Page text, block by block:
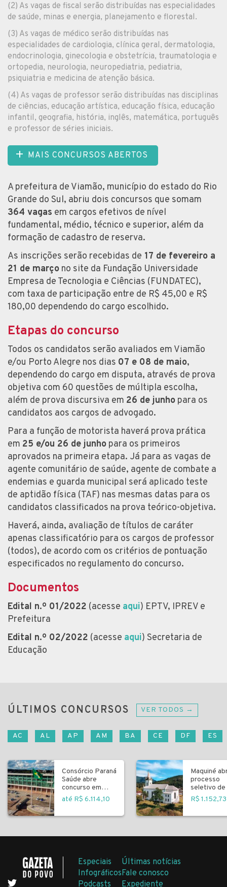
(2) As vagas de fiscal serão distribuídas nas especialidades
de saúde, minas e energia, planejamento e florestal.
(3) As vagas de médico serão distribuídas nas
especialidades de cardiologia, clínica geral, dermatologia,
endocrinologia, ginecologia e obstetrícia, traumatologia e
ortopedia, neurologia, neuropediatria, pediatria,
psiquiatria e medicina de atenção básica.
(4) As vagas de professor serão distribuídas nas disciplinas
de ciências, educação artística, educação física, educação
infantil, geografia, história, inglês, matemática, português
e professor de séries iniciais.
MAIS CONCURSOS ABERTOS
A prefeitura de Viamão, município do estado do Rio
Grande do Sul, abriu dois concursos que somam
364 vagas em cargos efetivos de nível
fundamental, médio, técnico e superior, além da
formação de cadastro de reserva.
As inscrições serão recebidas de 17 de fevereiro a
21 de março no site da Fundação Universidade
Empresa de Tecnologia e Ciências (FUNDATEC),
com taxa de participação entre de R$ 45,00 e R$
180,00 dependendo do cargo escolhido.
Etapas do concurso
Todos os candidatos serão avaliados em Viamão
e/ou Porto Alegre nos dias 07 e 08 de maio,
dependendo do cargo em disputa, através de prova
objetiva com 60 questões de múltipla escolha,
além de prova discursiva em 26 de junho para os
candidatos aos cargos de advogado.
Para a função de motorista haverá prova prática
em 25 e/ou 26 de junho para os primeiros
aprovados na primeira etapa. Já para as vagas de
agente comunitário de saúde, agente de combate a
endemias e guarda municipal será aplicado teste
de aptidão física (TAF) nas mesmas datas para os
candidatos classificados na prova teórico-objetiva.
Haverá, ainda, avaliação de títulos de caráter
apenas classificatório para os cargos de professor
(todos), de acordo com os critérios de pontuação
especificados no regulamento do concurso.
Documentos
Edital n.º 01/2022 (acesse aqui) EPTV, IPREV e
Prefeitura
Edital n.º 02/2022 (acesse aqui) Secretaria de
Educação
ÚLTIMOS CONCURSOS VER TODOS →
AC AL AP AM BA CE DF ES
Consórcio Paraná
Saúde abre
concurso em
Curitiba
até R$ 6.114,10
Maquiné
processo
seletivo de
R$ 1.152,73
Especiais
Infográficos
Podcasts
Últimas notícias
Fale conosco
Expediente